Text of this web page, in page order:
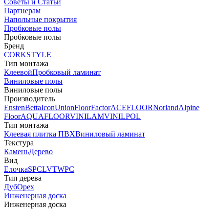
Советы и Статьи
Партнерам
Напольные покрытия
Пробковые полы
Пробковые полы
Бренд
CORKSTYLE
Тип монтажа
КлеевойПробковый ламинат
Виниловые полы
Виниловые полы
Производитель
EnstenBettaIconUnionFloorFactorACEFLOORNorlandAlpine
FloorAQUAFLOORVINILAMVINILPOL
Тип монтажа
Клеевая плитка ПВХВиниловый ламинат
Текстура
КаменьДерево
Вид
ЕлочкаSPCLVTWPC
Тип дерева
ДубОрех
Инженерная доска
Инженерная доска